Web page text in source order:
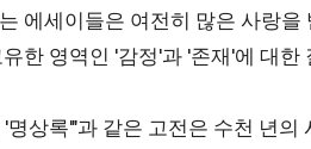
에세이들은 여전히 많은 사랑
한 영역인 '감정'과 '존재'에 대한
상록'"과 같은 고전은 수천 년